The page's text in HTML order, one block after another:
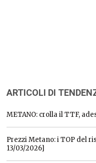
ARTICOLI DI
METANO: crolla il TTF,
Prezzi Metano: i TOP del
13/03/2026]